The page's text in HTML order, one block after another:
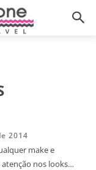
2014
make e
nos looks…